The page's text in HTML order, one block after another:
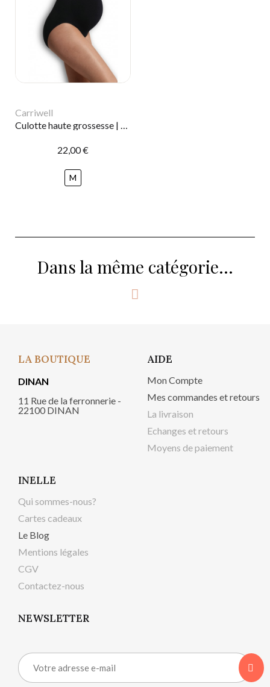
Carriwell
Culotte haute grossesse | Noir
22,00 €
M
Dans la même catégorie...
LA BOUTIQUE
DINAN
11 Rue de la ferronnerie -
22100 DINAN
AIDE
Mon Compte
Mes commandes et retours
La livraison
Echanges et retours
Moyens de paiement
INELLE
Qui sommes-nous?
Cartes cadeaux
Le Blog
Mentions légales
CGV
Contactez-nous
NEWSLETTER